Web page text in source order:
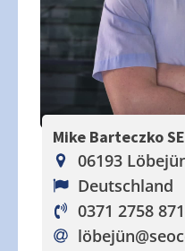
Mike Barteczko
06193
Deutschland
0371 2758
löbejün